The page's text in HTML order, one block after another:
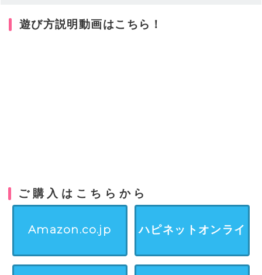
遊び方説明動画はこちら！
ご購入はこちらから
Amazon.co.jp ハピネットオンライ